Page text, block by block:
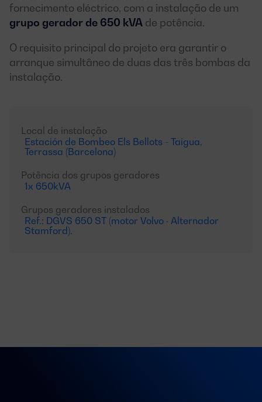
fornecimento eléctrico, com a instalação de um
grupo gerador de 650 kVA de potência.
O requisito principal do projeto era garantir o
arranque simultâneo de duas das três bombas da
instalação.
Local de instalação
Estación de Bombeo Els Bellots - Taigua,
Terrassa (Barcelona)
Potência dos grupos geradores
1x 650kVA
Grupos geradores instalados
Ref.: DGVS 650 ST (motor Volvo · Alternador
Stamford).